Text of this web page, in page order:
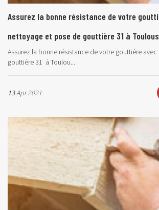
Assurez la bonne résistance de votre
nettoyage et pose de gouttière 31 à
Assurez la bonne résistance de votre gouttière
gouttière 31 à Toulou...
13Apr 2021